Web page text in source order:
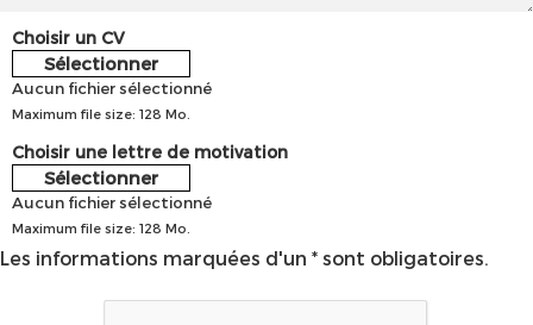
Choisir un CV
Sélectionner
Aucun fichier sélectionné
Maximum file size: 128 Mo.
Choisir une lettre de motivation
Sélectionner
Aucun fichier sélectionné
Maximum file size: 128 Mo.
Les informations marquées d'un * sont obligatoires.